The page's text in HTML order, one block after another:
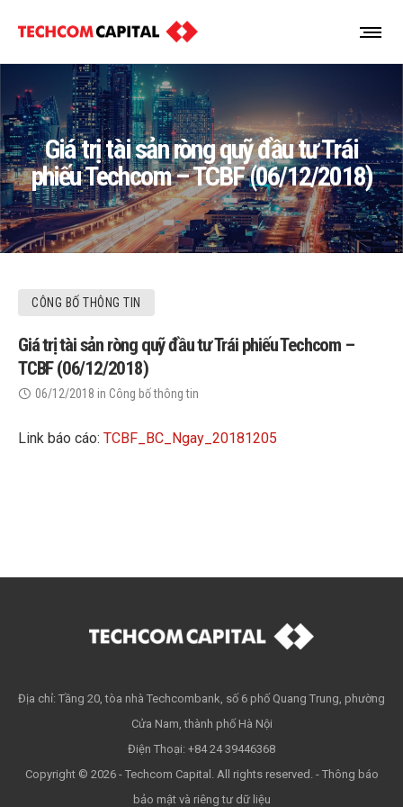
Giá trị tài sản ròng quỹ đầu tư Trái
phiếu Techcom – TCBF (06/12/2018)
CÔNG BỐ THÔNG TIN
Giá trị tài sản ròng quỹ đầu tư Trái phiếu Techcom –
TCBF (06/12/2018)
06/12/2018 in Công bố thông tin
Link báo cáo: TCBF_BC_Ngay_20181205
Địa chỉ: Tầng 20, tòa nhà Techcombank, số 6 phố Quang Trung, phường
Cửa Nam, thành phố Hà Nội
Điện Thoại: +84 24 39446368
Copyright © 2026 - Techcom Capital. All rights reserved. - Thông báo
bảo mật và riêng tư dữ liệu